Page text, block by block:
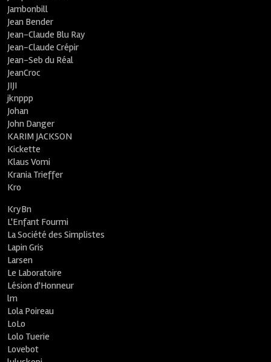
Jambonbill
Jean Bender
Jean-Claude Blu Ray
Jean-Claude Crépir
Jean-Seb du Réal
JeanCroc
JIJI
jknppp
Johan
John Danger
KARIM JACKSON
Kickette
Klaus Vomi
Krania Trieffer
Kro
KryBn
L'Enfant Fourmi
La Société des Simplistes
Lapin Gris
Larsen
Le Laboratoire
Lésion d'Honneur
lm
Lola Poireau
LoLo
Lolo Tuerie
Lovebot